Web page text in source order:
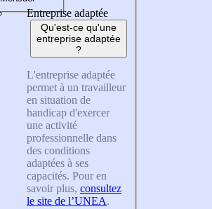
Entreprise adaptée
Qu'est-ce qu'une
entreprise adaptée
?
L'entreprise adaptée
permet à un travailleur
en situation de
handicap d'exercer
une activité
professionnelle dans
des conditions
adaptées à ses
capacités. Pour en
savoir plus, consultez
le site de l’UNEA.